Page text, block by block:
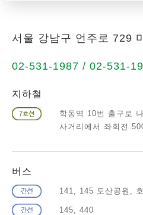
서울 강남구 언주로 729
02-531-1987 / 02-531-
지하철
학동역 10번 출구로
사거리에서 좌회전
버스
141, 145 도산공원,
145, 440